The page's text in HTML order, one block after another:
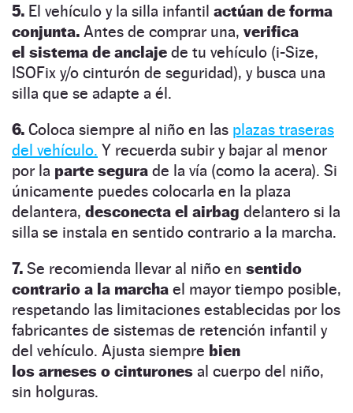
5. El vehículo y la silla infantil actúan de forma
conjunta. Antes de comprar una, verifica
el sistema de anclaje de tu vehículo (i-Size,
ISOFix y/o cinturón de seguridad), y busca una
silla que se adapte a él.
6. Coloca siempre al niño en las plazas traseras
del vehículo. Y recuerda subir y bajar al menor
por la parte segura de la vía (como la acera). Si
únicamente puedes colocarla en la plaza
delantera, desconecta el airbag delantero si la
silla se instala en sentido contrario a la marcha.
7. Se recomienda llevar al niño en sentido
contrario a la marcha el mayor tiempo posible,
respetando las limitaciones establecidas por los
fabricantes de sistemas de retención infantil y
del vehículo. Ajusta siempre bien
los arneses o cinturones al cuerpo del niño,
sin holguras.